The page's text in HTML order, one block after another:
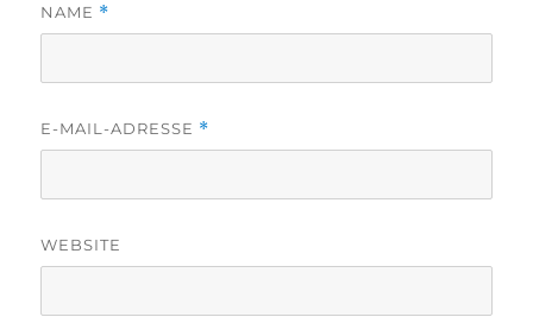
NAME *
E-MAIL-ADRESSE *
WEBSITE